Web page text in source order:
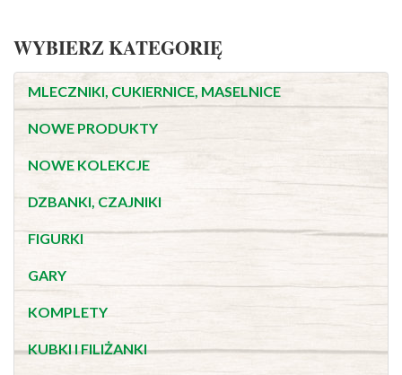
WYBIERZ KATEGORIĘ
MLECZNIKI, CUKIERNICE, MASELNICE
NOWE PRODUKTY
NOWE KOLEKCJE
DZBANKI, CZAJNIKI
FIGURKI
GARY
KOMPLETY
KUBKI I FILIŻANKI